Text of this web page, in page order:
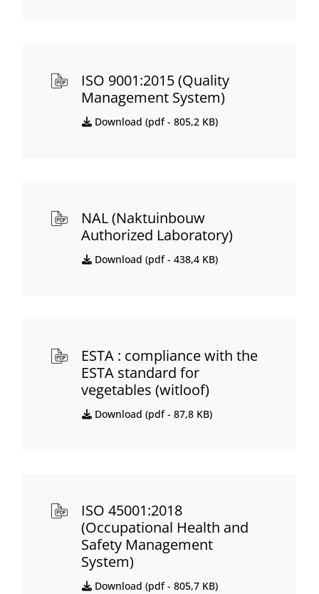
ISO 9001:2015 (Quality
Management System)
Download (pdf- 805,2 KB)
NAL (Naktuinbouw
Authorized Laboratory)
Download (pdf- 438,4 KB)
ESTA : compliance with the
ESTA standard for
vegetables (witloof)
Download (pdf- 87,8 KB)
ISO 45001:2018
(Occupational Health and
Safety Management
System)
Download (pdf- 805,7 KB)